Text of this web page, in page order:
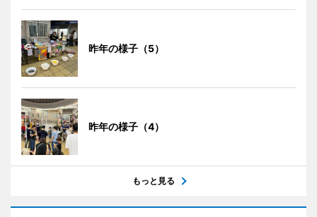
昨年の様子（5）
昨年の様子（4）
もっと見る